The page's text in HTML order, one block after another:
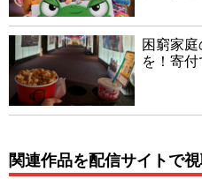
困窮家
を！寄
関連作品を配信サイトで